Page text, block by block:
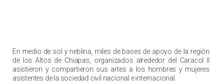
En medio de sol y neblina, miles de bases de apoyo de la región
de los Altos de Chiapas, organizados alrededor del Caracol II
asistieron y compartieron sus artes a los hombres y mujeres
asistentes de la sociedad civil nacional e internacional.